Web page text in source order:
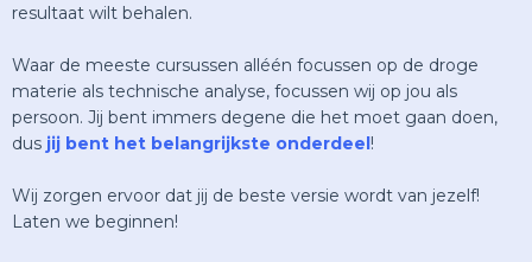
resultaat wilt behalen.
Waar de meeste cursussen alléén focussen op de droge
materie als technische analyse, focussen wij op jou als
persoon. Jij bent immers degene die het moet gaan doen,
dus jij bent het belangrijkste onderdeel!
Wij zorgen ervoor dat jij de beste versie wordt van jezelf!
Laten we beginnen!